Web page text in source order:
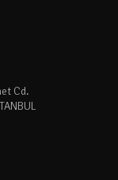
Cd.